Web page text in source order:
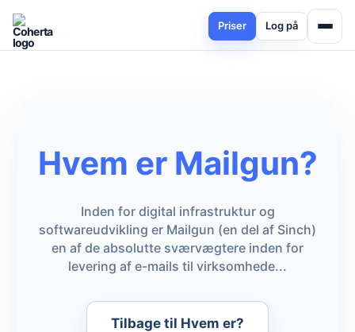
Priser Log på
Hvem er Mailgun?
Inden for digital infrastruktur og
softwareudvikling er Mailgun (en del af Sinch)
en af de absolutte sværvægtere inden for
levering af e-mails til virksomhede...
Tilbage til Hvem er?